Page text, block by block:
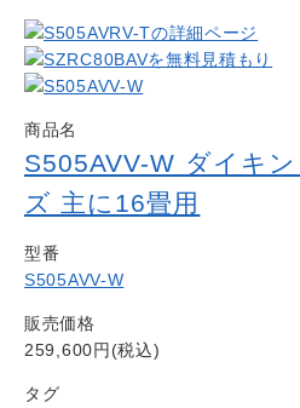
商品名
S505AVV-W ダイキ
ズ 主に16畳用
型番
S505AVV-W
販売価格
259,600円(税込)
タグ